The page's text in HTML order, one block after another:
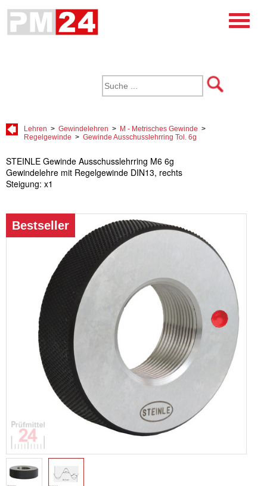
Lehren > Gewindelehren > M - Metrisches Gewinde >
Regelgewinde > Gewinde Ausschusslehrring Tol. 6g
STEINLE Gewinde Ausschusslehrring M6 6g
Gewindelehre mit Regelgewinde DIN13, rechts
Steigung: x1
Bestseller